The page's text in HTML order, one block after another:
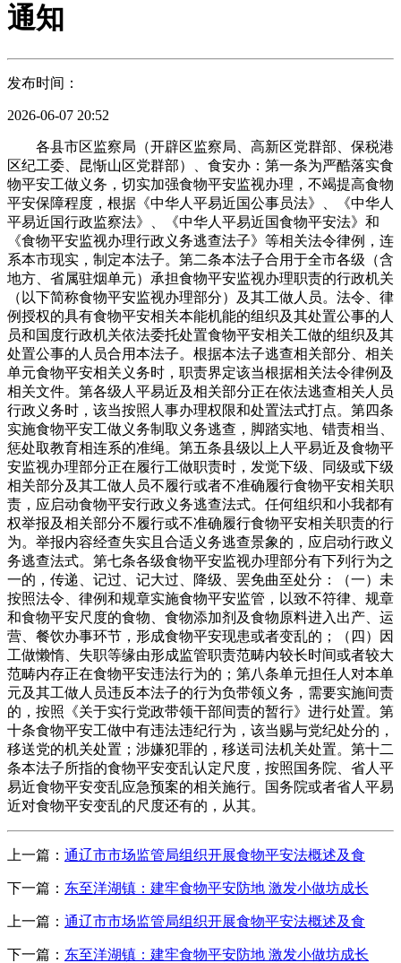
通知
发布时间：
2026-06-07 20:52
各县市区监察局（开辟区监察局、高新区党群部、保税港
区纪工委、昆惭山区党群部）、食安办：第一条为严酷落实食
物平安工做义务，切实加强食物平安监视办理，不竭提高食物
平安保障程度，根据《中华人平易近国公事员法》、《中华人
平易近国行政监察法》、《中华人平易近国食物平安法》和
《食物平安监视办理行政义务逃查法子》等相关法令律例，连
系本市现实，制定本法子。第二条本法子合用于全市各级（含
地方、省属驻烟单元）承担食物平安监视办理职责的行政机关
（以下简称食物平安监视办理部分）及其工做人员。法令、律
例授权的具有食物平安相关本能机能的组织及其处置公事的人
员和国度行政机关依法委托处置食物平安相关工做的组织及其
处置公事的人员合用本法子。根据本法子逃查相关部分、相关
单元食物平安相关义务时，职责界定该当根据相关法令律例及
相关文件。第各级人平易近及相关部分正在依法逃查相关人员
行政义务时，该当按照人事办理权限和处置法式打点。第四条
实施食物平安工做义务制取义务逃查，脚踏实地、错责相当、
惩处取教育相连系的准绳。第五条县级以上人平易近及食物平
安监视办理部分正在履行工做职责时，发觉下级、同级或下级
相关部分及其工做人员不履行或者不准确履行食物平安相关职
责，应启动食物平安行政义务逃查法式。任何组织和小我都有
权举报及相关部分不履行或不准确履行食物平安相关职责的行
为。举报内容经查失实且合适义务逃查景象的，应启动行政义
务逃查法式。第七条各级食物平安监视办理部分有下列行为之
一的，传递、记过、记大过、降级、罢免曲至处分：（一）未
按照法令、律例和规章实施食物平安监管，以致不符律、规章
和食物平安尺度的食物、食物添加剂及食物原料进入出产、运
营、餐饮办事环节，形成食物平安现患或者变乱的；（四）因
工做懒惰、失职等缘由形成监管职责范畴内较长时间或者较大
范畴内存正在食物平安违法行为的；第八条单元担任人对本单
元及其工做人员违反本法子的行为负带领义务，需要实施间责
的，按照《关于实行党政带领干部间责的暂行》进行处置。第
十条食物平安工做中有违法违纪行为，该当赐与党纪处分的，
移送党的机关处置；涉嫌犯罪的，移送司法机关处置。第十二
条本法子所指的食物平安变乱认定尺度，按照国务院、省人平
易近食物平安变乱应急预案的相关施行。国务院或者省人平易
近对食物平安变乱的尺度还有的，从其。
上一篇： 通辽市市场监管局组织开展食物平安法概述及食
下一篇： 东至洋湖镇：建牢食物平安防地 激发小做坊成长
上一篇： 通辽市市场监管局组织开展食物平安法概述及食
下一篇： 东至洋湖镇：建牢食物平安防地 激发小做坊成长